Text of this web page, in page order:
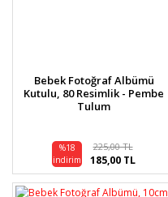
Bebek Fotoğraf Albümü
Kutulu, 80 Resimlik - Pembe
Tulum
%18
indirim
225,00 TL
185,00 TL